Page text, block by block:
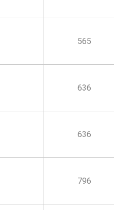
565
636
636
796